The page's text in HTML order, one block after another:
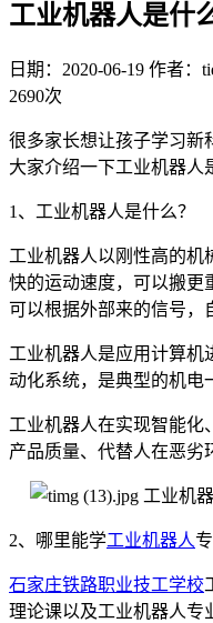
工业机器人是什
日期：2020-06-19 作者：
2690次
很多家长想让孩子学习新
大家介绍一下工业机器人
1、工业机器人是什么？
工业机器人以刚性高的机
快的运动速度，可以搬更
可以根据外部来的信号，
工业机器人是应用计算机
动化系统，是典型的机电
工业机器人在实现智能化
产品质量、代替人在恶劣
2、哪里能学工业机器人
石家庄铁路职业技工学校
理论课以及工业机器人专